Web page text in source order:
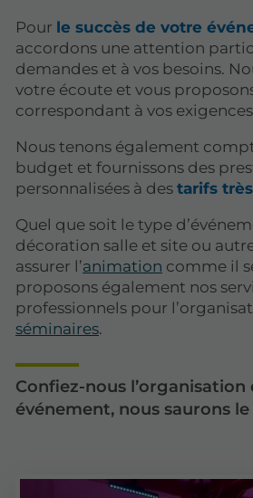
Pour le succès de votre
accordons une attention
demandes et à vos besoins.
votre écoute et vous
correspondant à vos
Nous tenons également
budget et fournissons des
personnalisées à destarifs
Quel que soit le type
décoration salle et site ou
assurer l’animation comme il
proposons également nos
professionnels pour
séminaires.
Confiez-nous l’organisation
événement, nous saurons